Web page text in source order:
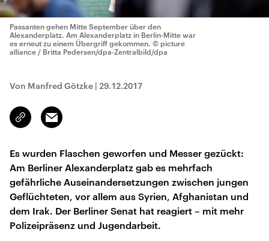
Passanten gehen Mitte September über den
Alexanderplatz. Am Alexanderplatz in Berlin-Mitte war
es erneut zu einem Übergriff gekommen. © picture
alliance / Britta Pedersen/dpa-Zentralbild/dpa
Von Manfred Götzke | 29.12.2017
Link
kopieren/teilen
Email
Es wurden Flaschen geworfen und Messer gezückt:
Am Berliner Alexanderplatz gab es mehrfach
gefährliche Auseinandersetzungen zwischen jungen
Geflüchteten, vor allem aus Syrien, Afghanistan und
dem Irak. Der Berliner Senat hat reagiert – mit mehr
Polizeipräsenz und Jugendarbeit.